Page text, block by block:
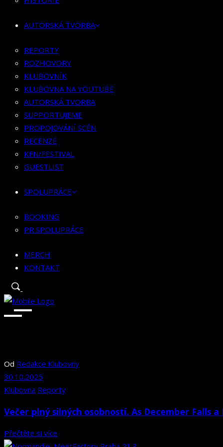
KLUBOVNA NA YOUTUBE
SUPPORTUJEME
PROPOJOVÁNÍ SCÉN
RECENZE
KFN/FESTIVAL
GUESTLIST
SPOLUPRÁCE
BOOKING
PR SPOLUPRÁCE
MERCH
AUTORSKÁ TVORBA
REPORTY
ROZHOVORY
KLUBOVNÍK
KLUBOVNA NA YOUTUBE
AUTORSKÁ TVORBA
SUPPORTUJEME
PROPOJOVÁNÍ SCÉN
RECENZE
KFN/FESTIVAL
GUESTLIST
SPOLUPRÁCE
BOOKING
PR SPOLUPRÁCE
MERCH
KONTAKT
Od Redakce Klubovny
30.10.2025
Klubovna Reporty
Večer plný silných osobností. As December Falls
Přečtěte si více